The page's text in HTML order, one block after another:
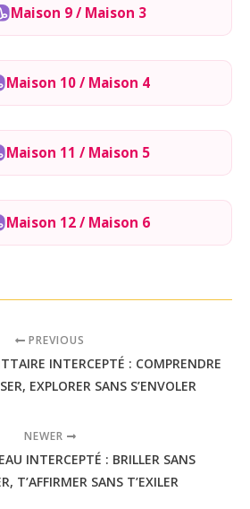
Maison 9 / Maison 3
Maison 10 / Maison 4
Maison 11 / Maison 5
Maison 12 / Maison 6
PREVIOUS
INTERCEPTÉ : COMPRENDRE
EXPLORER SANS S’ENVOLER
NEWER
INTERCEPTÉ : BRILLER SANS
T’AFFIRMER SANS T’EXILER